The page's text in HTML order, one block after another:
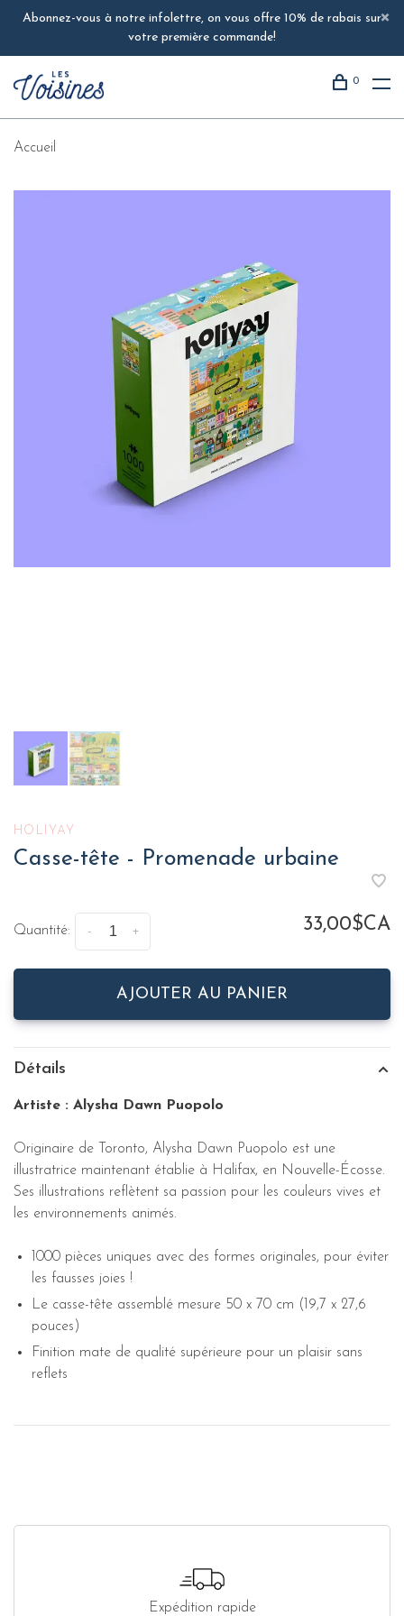
Abonnez-vous à notre infolettre, on vous offre 10% de rabais sur
votre première commande!
0
Accueil
HOLIYAY
Casse-tête - Promenade urbaine
Quantité: +
- 33,00$CA
AJOUTER AU PANIER
Détails
Artiste : Alysha Dawn Puopolo
Originaire de Toronto, Alysha Dawn Puopolo est une
illustratrice maintenant établie à Halifax, en Nouvelle-Écosse.
Ses illustrations reflètent sa passion pour les couleurs vives et
les environnements animés.
1000 pièces uniques avec des formes originales, pour éviter
les fausses joies !
Le casse-tête assemblé mesure 50 x 70 cm (19,7 x 27,6
pouces)
Finition mate de qualité supérieure pour un plaisir sans
reflets
Expédition rapide